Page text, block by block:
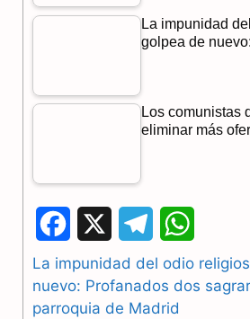
La impunidad
golpea de
Los comunistas
eliminar más
a
c
e
l
h
a
La impunidad del odio
nuevo: Profanados dos
parroquia de Madrid